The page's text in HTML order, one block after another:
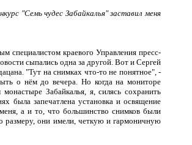
"Семь чудес Забайкалья" заставил меня
специалистом краевого Управления пресс-
сыпались одна за другой. Вот и Сергей
"Тут на снимках что-то не понятное", -
о нём до вечера. Но когда на мониторе
Забайкалья, я, силясь сохранить
была запечатлена установка и освящение
а и то, что большинство снимков были
размеру, они имели, четкую и гармоничную